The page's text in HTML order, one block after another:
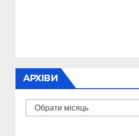
АРХІВИ
Архіви